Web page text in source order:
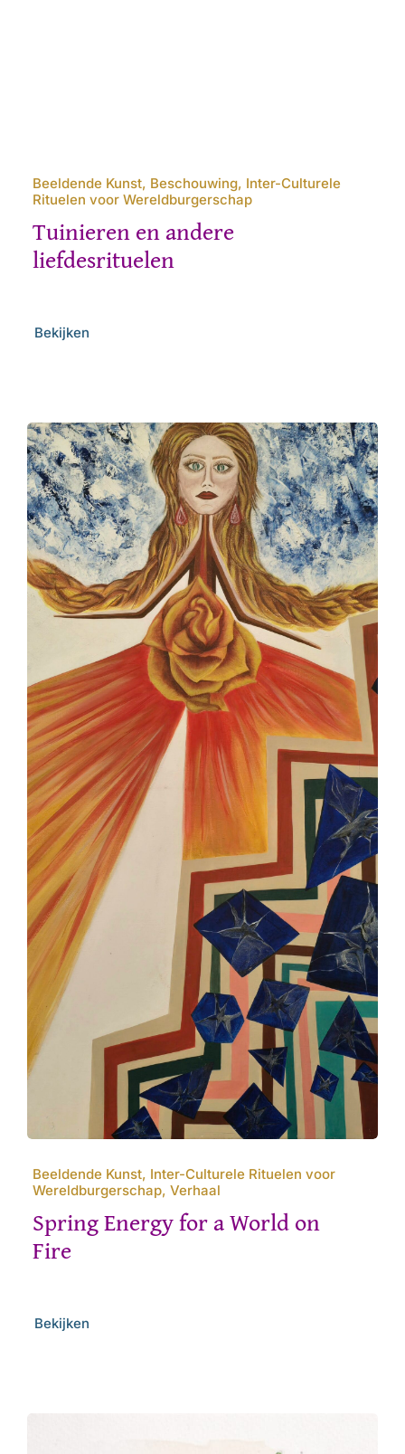
Beeldende Kunst, Beschouwing, Inter-Culturele
Rituelen voor Wereldburgerschap
Tuinieren en andere
liefdesrituelen
Bekijken
Beeldende Kunst, Inter-Culturele Rituelen voor
Wereldburgerschap, Verhaal
Spring Energy for a World on
Fire
Bekijken